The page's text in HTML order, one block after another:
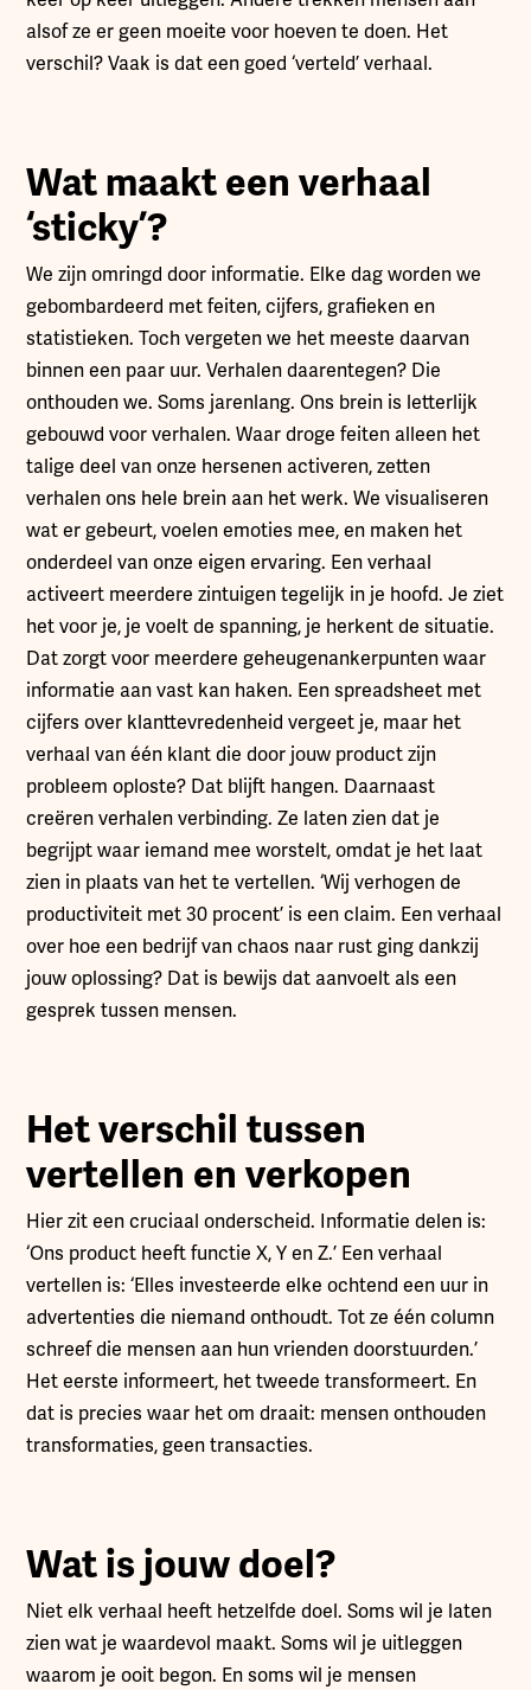
alsof ze er geen moeite voor hoeven te doen. Het
verschil? Vaak is dat een goed ‘verteld’ verhaal.
Wat maakt een verhaal
‘sticky’?
We zijn omringd door informatie. Elke dag worden we
gebombardeerd met feiten, cijfers, grafieken en
statistieken. Toch vergeten we het meeste daarvan
binnen een paar uur. Verhalen daarentegen? Die
onthouden we. Soms jarenlang. Ons brein is letterlijk
gebouwd voor verhalen. Waar droge feiten alleen het
talige deel van onze hersenen activeren, zetten
verhalen ons hele brein aan het werk. We visualiseren
wat er gebeurt, voelen emoties mee, en maken het
onderdeel van onze eigen ervaring. Een verhaal
activeert meerdere zintuigen tegelijk in je hoofd. Je ziet
het voor je, je voelt de spanning, je herkent de situatie.
Dat zorgt voor meerdere geheugenankerpunten waar
informatie aan vast kan haken. Een spreadsheet met
cijfers over klanttevredenheid vergeet je, maar het
verhaal van één klant die door jouw product zijn
probleem oploste? Dat blijft hangen. Daarnaast
creëren verhalen verbinding. Ze laten zien dat je
begrijpt waar iemand mee worstelt, omdat je het laat
zien in plaats van het te vertellen. ‘Wij verhogen de
productiviteit met 30 procent’ is een claim. Een verhaal
over hoe een bedrijf van chaos naar rust ging dankzij
jouw oplossing? Dat is bewijs dat aanvoelt als een
gesprek tussen mensen.
Het verschil tussen
vertellen en verkopen
Hier zit een cruciaal onderscheid. Informatie delen is:
‘Ons product heeft functie X, Y en Z.’ Een verhaal
vertellen is: ‘Elles investeerde elke ochtend een uur in
advertenties die niemand onthoudt. Tot ze één column
schreef die mensen aan hun vrienden doorstuurden.’
Het eerste informeert, het tweede transformeert. En
dat is precies waar het om draait: mensen onthouden
transformaties, geen transacties.
Wat is jouw doel?
Niet elk verhaal heeft hetzelfde doel. Soms wil je laten
zien wat je waardevol maakt. Soms wil je uitleggen
waarom je ooit begon. En soms wil je mensen